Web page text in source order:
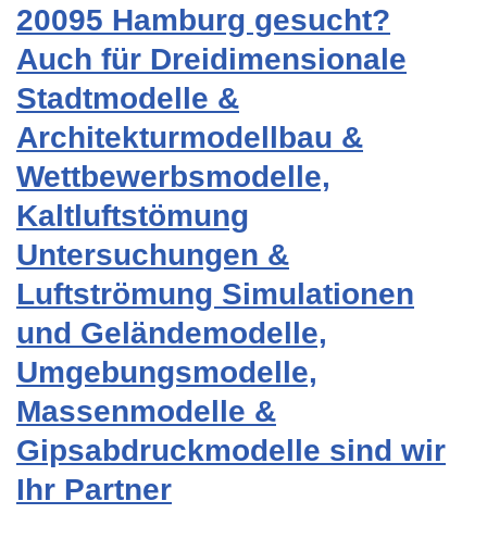
20095 Hamburg gesucht?
Auch für Dreidimensionale
Stadtmodelle &
Architekturmodellbau &
Wettbewerbsmodelle,
Kaltluftstömung
Untersuchungen &
Luftströmung Simulationen
und Geländemodelle,
Umgebungsmodelle,
Massenmodelle &
Gipsabdruckmodelle sind wir
Ihr Partner